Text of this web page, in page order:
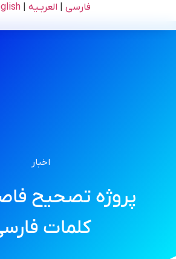
فارسی العربـیه
اخبار
پروژه تصحیح
کلمات